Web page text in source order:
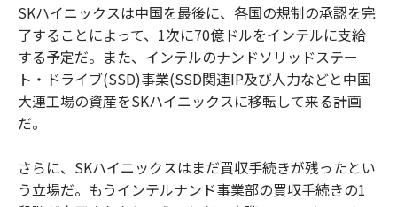
SKハイニックスは中国を最後に、各国の規制の承認を完
了することによって、1次に70億ドルをインテルに支給
する予定だ。また、インテルのナンドソリッドステー
ト・ドライブ(SSD)事業(SSD関連IP及び人力などと中国
大連工場の資産をSKハイニックスに移転して来る計画
だ。
さらに、SKハイニックスはまだ買収手続きが残ったとい
う立場だ。もうインテルナンド事業部の買収手続きの1